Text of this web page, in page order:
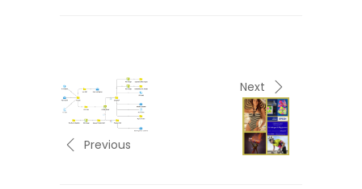
Previous
Next